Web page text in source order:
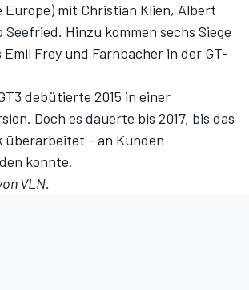
Europe) mit Christian Klien, Albert
Seefried. Hinzu kommen sechs Siege
Frey und Farnbacher in der GT-
debütierte 2015 in einer
Doch es dauerte bis 2017, bis das
überarbeitet - an Kunden
konnte.
VLN.